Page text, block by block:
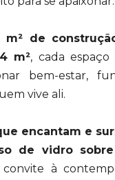
m² de
m², cada espaço
bem-estar,
vive ali.
encantam e
de vidro
à